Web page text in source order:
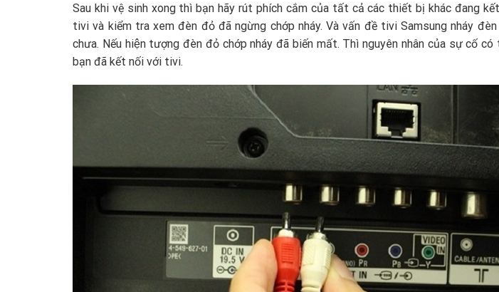
Sau khi vệ sinh xong thì bạn hãy rút phích cắm của tất cả các thiết bị khác đang
tivi và kiểm tra xem đèn đỏ đã ngừng chớp nháy. Và vấn đề tivi Samsung nháy
chưa. Nếu hiện tượng đèn đỏ chớp nháy đã biến mất. Thì nguyên nhân của sự cố
bạn đã kết nối với tivi.